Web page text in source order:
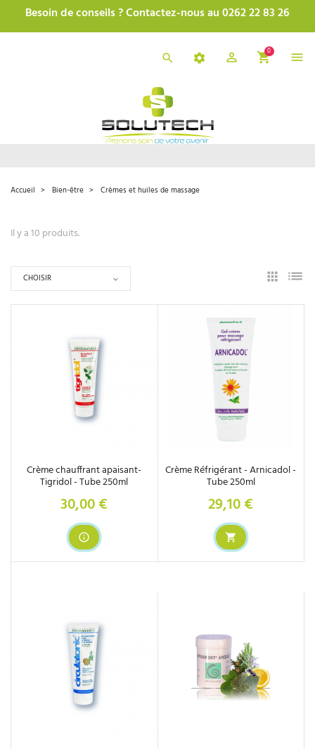
Besoin de conseils ? Contactez-nous au 0262 22 83 26
0
Accueil Bien-être Crèmes et huiles de massage
Il y a 10 produits.
CHOISIR
Crème chauffrant apaisant-
Tigridol - Tube 250ml
Prix
30,00 €
Crème Réfrigérant - Arnicadol -
Tube 250ml
Prix
29,10 €